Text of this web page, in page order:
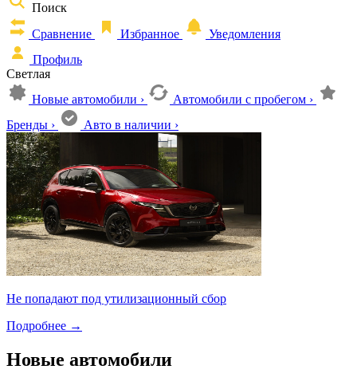
Поиск
Сравнение
Избранное
Уведомления
Профиль
Светлая
Новые автомобили › Автомобили с пробегом ›
Бренды › Авто в наличии ›
Не попадают под утилизационный сбор
Подробнее →
Новые автомобили